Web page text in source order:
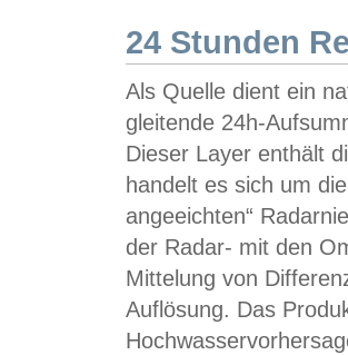
24 Stunden
Als Quelle dient ein
gleitende 24h-
Dieser Layer enthält
handelt es sich um
angeeichten“
der Radar- mit den
Mittelung von
Auflösung. Das